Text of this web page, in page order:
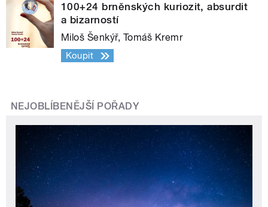
100+24 brněnských kuriozit, absurdit
a bizarností
Miloš Šenkýř, Tomáš Kremr
Koupit
NEJOBLÍBENĚJŠÍ POŘADY